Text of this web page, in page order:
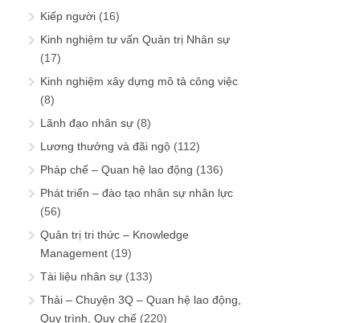
Kiếp người (16)
Kinh nghiệm tư vấn Quản trị Nhân sự
(17)
Kinh nghiệm xây dựng mô tả công việc
(8)
Lãnh đạo nhân sự (8)
Lương thưởng và đãi ngộ (112)
Pháp chế – Quan hệ lao động (136)
Phát triển – đào tạo nhân sự nhân lực
(56)
Quản trị tri thức – Knowledge
Management (19)
Tài liệu nhân sự (133)
Thải – Chuyện 3Q – Quan hệ lao động,
Quy trình, Quy chế (220)